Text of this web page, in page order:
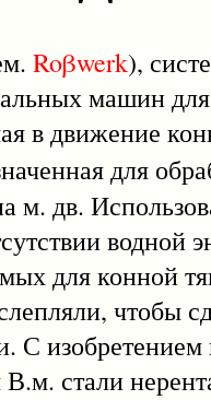
Roβwerk),
машин
в движение
для
м. дв.
водной
для конной
чтобы
С изобретением
В.м. стали